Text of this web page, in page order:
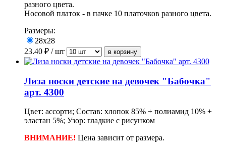
разного цвета.
Носовой платок - в пачке 10 платочков разного цвета.
Размеры:
28х28
23.40 ₽ / шт
Лиза носки детские на девочек "Бабочка"
арт. 4300
Цвет: ассорти; Состав: хлопок 85% + полиамид 10% +
эластан 5%; Узор: гладкие с рисунком
ВНИМАНИЕ! Цена зависит от размера.